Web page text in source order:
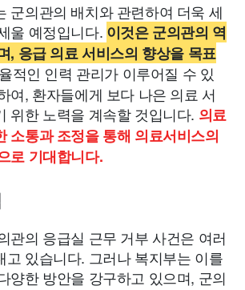
군의관의 배치와 관련하여 더욱 세
울 예정입니다. 이것은 군의관의 역
, 응급 의료 서비스의 향상을 목표
적인 인력 관리가 이루어질 수 있
여, 환자들에게 보다 나은 의료 서
위한 노력을 계속할 것입니다. 의료
소통과 조정을 통해 의료서비스의
로 기대합니다.
관의 응급실 근무 거부 사건은 여러
고 있습니다. 그러나 복지부는 이를
양한 방안을 강구하고 있으며, 군의